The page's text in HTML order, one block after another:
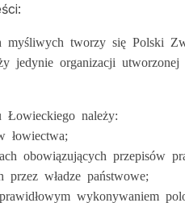
myśliwych tworzy się Polski
jedynie organizacji utworzonej
należy:
łowiectwa;
obowiązujących przepisów
władze państwowe;
wykonywaniem